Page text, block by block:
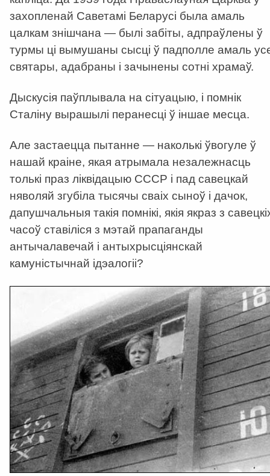
захопленай Саветамі Беларусі была амаль
цалкам знішчана — былі забіты, адпраўлены ў
турмы ці вымушаны сысці ў падполле амаль
святары, адабраны і зачынены сотні храмаў.
Дыскусія паўплывала на сітуацыю, і помнік
Сталіну вырашылі перанесці ў іншае месца.
Але застаецца пытанне — наколькі ўвогуле ў
нашай краіне, якая атрымала незалежнасць
толькі праз ліквідацыю СССР і пад савецкай
няволяй згубіла тысячы сваіх сыноў і дачок,
дапушчальныя такія помнікі, якія якраз з
часоў ставіліся з мэтай прапаганды
антычалавечай і антыхрысціянскай
камуністычнай ідэалогіі?